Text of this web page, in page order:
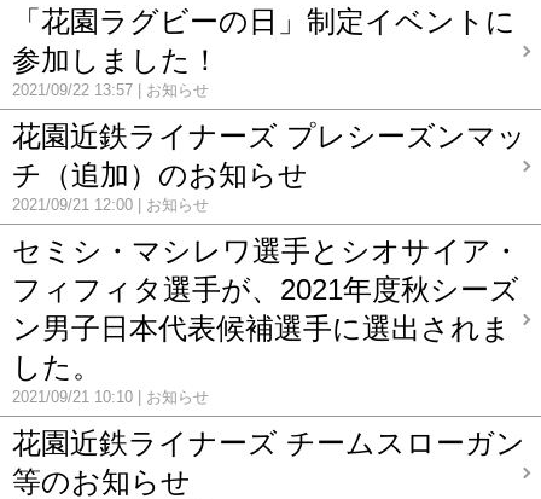
「花園ラグビーの日」制定イベントに
参加しました！
2021/09/22 13:57 お知らせ
花園近鉄ライナーズ プレシーズンマッ
チ（追加）のお知らせ
2021/09/21 12:00 お知らせ
セミシ・マシレワ選手とシオサイア・
フィフィタ選手が、2021年度秋シーズ
ン男子日本代表候補選手に選出されま
した。
2021/09/21 10:10 お知らせ
花園近鉄ライナーズ チームスローガン
等のお知らせ